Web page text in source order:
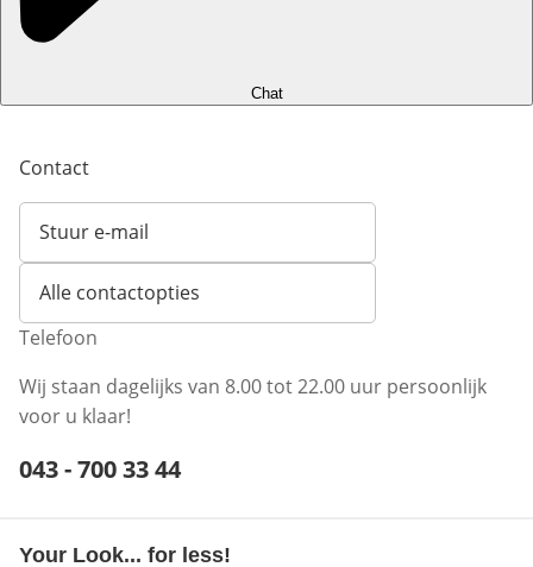
Chat
Contact
Stuur e-mail
Opent e-mailclient
Alle contactopties
Telefoon
Wij staan dagelijks van 8.00 tot 22.00 uur persoonlijk
voor u klaar!
Telefoonnummer:
043 - 700 33 44
Your Look... for less!